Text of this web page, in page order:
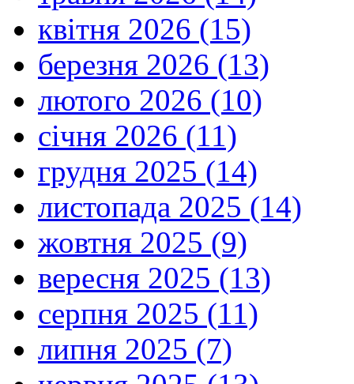
квітня 2026 (15)
березня 2026 (13)
лютого 2026 (10)
січня 2026 (11)
грудня 2025 (14)
листопада 2025 (14)
жовтня 2025 (9)
вересня 2025 (13)
серпня 2025 (11)
липня 2025 (7)